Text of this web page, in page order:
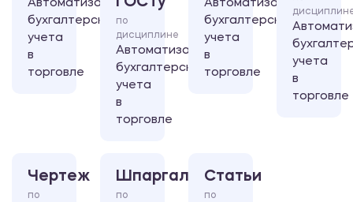
Автоматизация
бухгалтерского
учета
в
торговле
по
дисциплине
Автоматизация
бухгалтерского
учета
в
торговле
Автоматизация
бухгалтерского
учета
в
торговле
учета
в
торговле
Чертеж
по
Шпаргалка
по
Статьи
по